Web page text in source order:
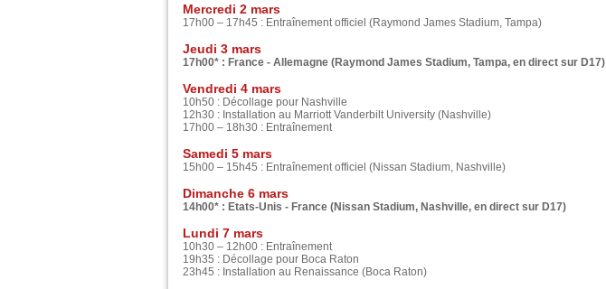
Mercredi 2 mars
17h00 – 17h45 : Entraînement officiel (Raymond James Stadium, Tampa)
Jeudi 3 mars
17h00* : France - Allemagne (Raymond James Stadium, Tampa, en direct sur D17)
Vendredi 4 mars
10h50 : Décollage pour Nashville
12h30 : Installation au Marriott Vanderbilt University (Nashville)
17h00 – 18h30 : Entraînement
Samedi 5 mars
15h00 – 15h45 : Entraînement officiel (Nissan Stadium, Nashville)
Dimanche 6 mars
14h00* : Etats-Unis - France (Nissan Stadium, Nashville, en direct sur D17)
Lundi 7 mars
10h30 – 12h00 : Entraînement
19h35 : Décollage pour Boca Raton
23h45 : Installation au Renaissance (Boca Raton)